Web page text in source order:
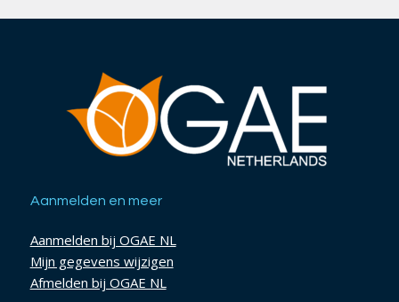
Aanmelden en meer
Aanmelden bij OGAE NL
Mijn gegevens wijzigen
Afmelden bij OGAE NL